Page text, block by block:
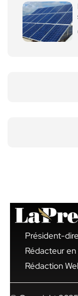
Président-
Rédacteur
Rédaction